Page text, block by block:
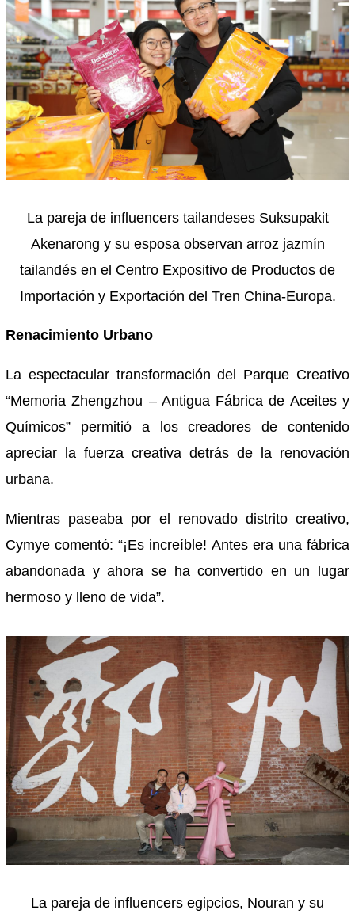
La pareja de influencers tailandeses Suksupakit
Akenarong y su esposa observan arroz jazmín
tailandés en el Centro Expositivo de Productos de
Importación y Exportación del Tren China-Europa.
Renacimiento Urbano
La espectacular transformación del Parque Creativo
“Memoria Zhengzhou – Antigua Fábrica de Aceites y
Químicos” permitió a los creadores de contenido
apreciar la fuerza creativa detrás de la renovación
urbana.
Mientras paseaba por el renovado distrito creativo,
Cymye comentó: “¡Es increíble! Antes era una fábrica
abandonada y ahora se ha convertido en un lugar
hermoso y lleno de vida”.
La pareja de influencers egipcios, Nouran y su